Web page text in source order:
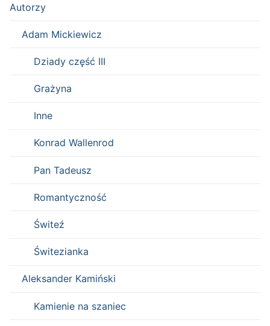
Autorzy
Adam Mickiewicz
Dziady część III
Grażyna
Inne
Konrad Wallenrod
Pan Tadeusz
Romantyczność
Świteź
Świtezianka
Aleksander Kamiński
Kamienie na szaniec